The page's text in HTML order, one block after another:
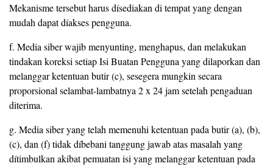
Mekanisme tersebut harus dísediakan di tempat yang dengan
mudah dapat díakses pengguna.
f. Media siber wajib menyunting, menghapus, dan melakukan
tindakan koreksi setiap Isi Buatan Pengguna yang dilaporkan dan
melanggar ketentuan butir (c), sesegera mungkin secara
proporsional selambat-lambatnya 2 x 24 jam setelah pengaduan
diterima.
g. Media siber yang telah memenuhi ketentuan pada butir (a), (b),
(c), dan (f) tidak díbebani tanggung jawab atas masalah yang
dítimbulkan akibat pemuatan isi yang melanggar ketentuan pada